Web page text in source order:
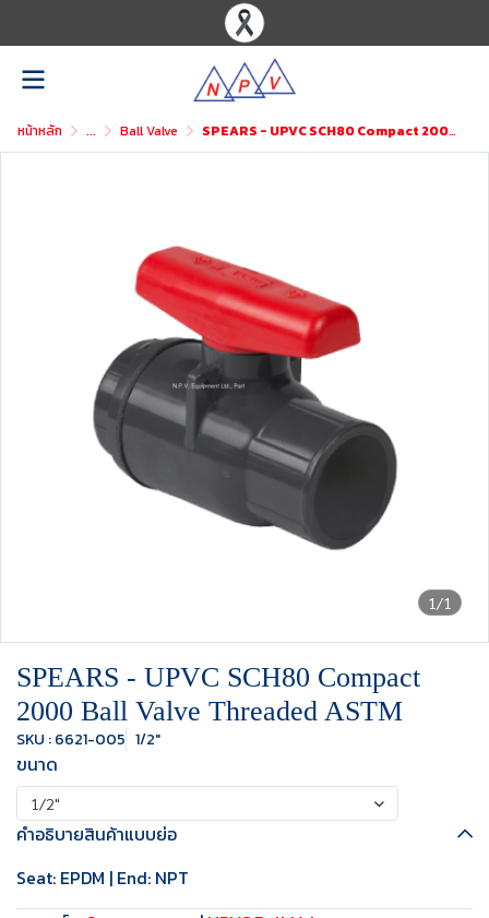
หน้าหลัก ... Ball Valve SPEARS - UPVC SCH80 Compact 2000 Ball Valve Threaded ASTM
1/1
SPEARS - UPVC SCH80 Compact
2000 Ball Valve Threaded ASTM
SKU : 6621-005 1/2"
ขนาด
1/2"
คำอธิบายสินค้าแบบย่อ
Seat: EPDM | End: NPT